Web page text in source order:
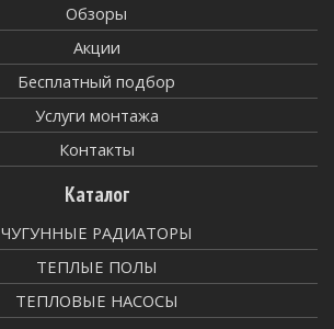
Обзоры
Акции
Бесплатный подбор
Услуги монтажа
Контакты
Каталог
ЧУГУННЫЕ РАДИАТОРЫ
ТЕПЛЫЕ ПОЛЫ
ТЕПЛОВЫЕ НАСОСЫ